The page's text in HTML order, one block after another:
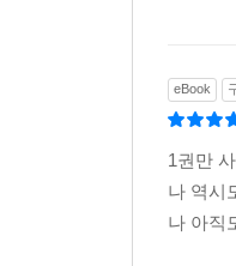
eBook
1권만
나 역시
나 아직